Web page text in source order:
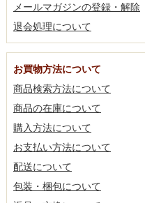
メールマガジンの登録・解除
退会処理について
お買物方法について
商品検索方法について
商品の在庫について
購入方法について
お支払い方法について
配送について
包装・梱包について